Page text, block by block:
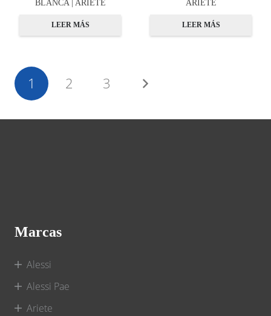
BLANCA | ARIETE
LEER MÁS
ARIETE
LEER MÁS
1 2 3
Marcas
Alessi
Alessi Pae
Ariete